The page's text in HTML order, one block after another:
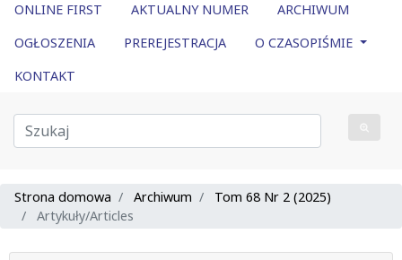
ONLINE FIRST AKTUALNY NUMER
ARCHIWUM
OGŁOSZENIA
PREREJESTRACJA
O CZASOPIŚMIE
KONTAKT
Strona domowa Archiwum
Tom 68 Nr 2 (2025)
Artykuły/Articles